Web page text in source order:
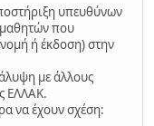
υπευθύνων
που
ή έκδοση) στην
με άλλους
ΕΛΛΑΚ.
να έχουν σχέση: